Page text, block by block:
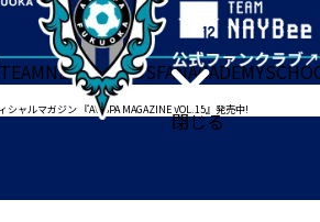
閉じる
TEAMNEWSGOODSFANACADEMY
シャルマガジン 『AVISPA MAGAZINE VOL.15』発売中!